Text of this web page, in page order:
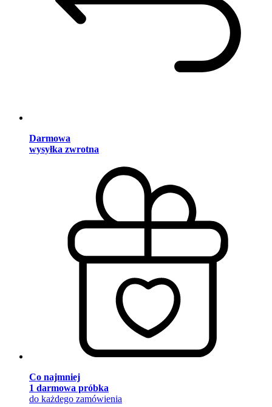
Darmowa
wysyłka zwrotna
Co najmniej
1 darmowa próbka
do każdego zamówienia